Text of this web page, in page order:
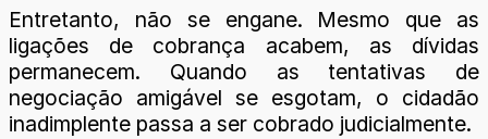
Entretanto, não se engane. Mesmo que as
ligações de cobrança acabem, as dívidas
permanecem. Quando as tentativas de
negociação amigável se esgotam, o cidadão
inadimplente passa a ser cobrado judicialmente.